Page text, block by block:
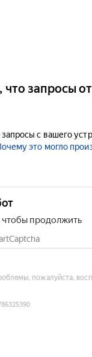
запросы
с вашего
это могло
продолжить
пожалуйста,